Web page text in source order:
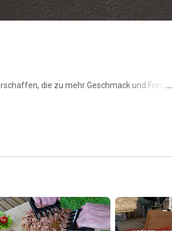
die zu mehr Geschmack und